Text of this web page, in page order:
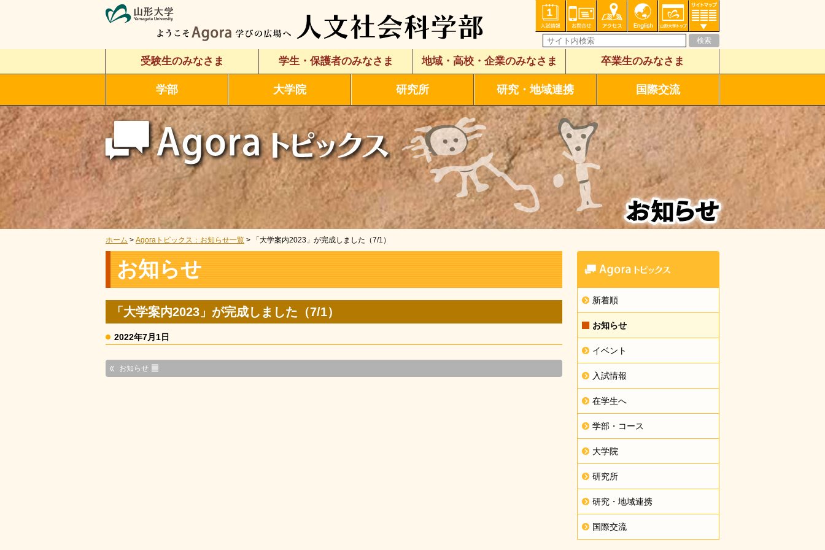
受験生のみなさま 学生・保護者のみなさま 地域・高校・企業のみなさま 卒業生のみなさま
学部 大学院 研究所 研究・地域連携 国際交流
ホーム > Agoraトピックス：お知らせ一覧 > 「大学案内2023」が完成しました（7/1）
お知らせ
「大学案内2023」が完成しました（7/1）
2022年7月1日
お知らせ
新着順
お知らせ
イベント
入試情報
在学生へ
学部・コース
大学院
研究所
研究・地域連携
国際交流